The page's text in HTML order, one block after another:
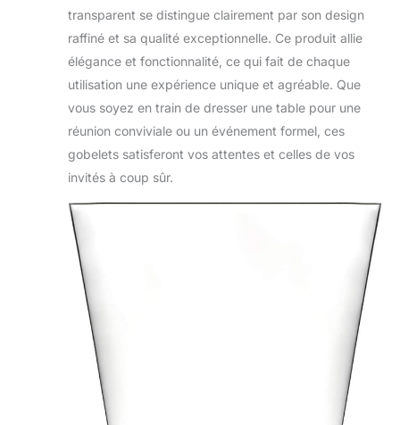
transparent se distingue clairement par son design
raffiné et sa qualité exceptionnelle. Ce produit allie
élégance et fonctionnalité, ce qui fait de chaque
utilisation une expérience unique et agréable. Que
vous soyez en train de dresser une table pour une
réunion conviviale ou un événement formel, ces
gobelets satisferont vos attentes et celles de vos
invités à coup sûr.